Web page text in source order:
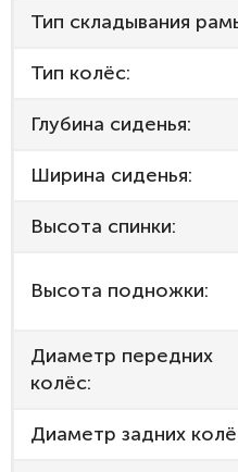
Тип складывания
Тип колёс:
Глубина сиденья:
Ширина сиденья:
Высота спинки:
Высота подножки:
Диаметр передних
колёс:
Диаметр задних